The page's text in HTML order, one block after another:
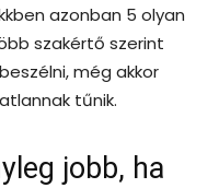
azonban 5 olyan
szakértő szerint
még akkor
tűnik.
jobb, ha